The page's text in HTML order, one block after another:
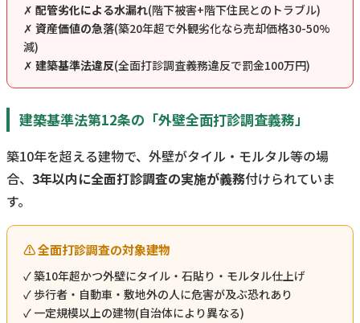
✗ 配管劣化による水漏れ(階下被害+階下住民とのトラブル)
✗ 資産価値の急落(築20年超で外観劣化なら売却価格30-50%
減)
✗ 建築基準法違反(全面打診調査義務違反で罰金100万円)
建築基準法第12条の「外壁全面打診調査義務」
築10年を超える建物で、外壁がタイル・モルタル等の場
合、 3年以内に全面打診調査の実施が義務付けられていま
す。
⚠️ 全面打診調査の対象建物
✓ 築10年超かつ外壁にタイル・石貼り・モルタル仕上げ
✓ 歩行者・自動車・敷地外の人に危害が及ぶ恐れあり
✓ 一定規模以上の建物(自治体により異なる)